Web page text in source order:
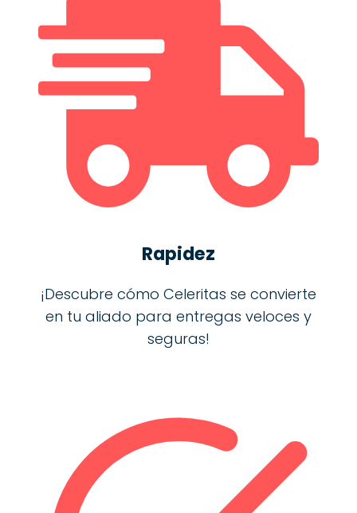
Rapidez
¡Descubre cómo Celeritas se convierte
en tu aliado para entregas veloces y
seguras!